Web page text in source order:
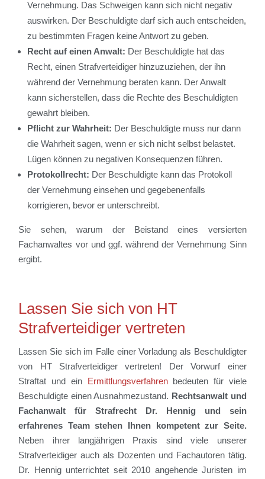
Vernehmung. Das Schweigen kann sich nicht negativ
auswirken. Der Beschuldigte darf sich auch entscheiden,
zu bestimmten Fragen keine Antwort zu geben.
Recht auf einen Anwalt: Der Beschuldigte hat das
Recht, einen Strafverteidiger hinzuzuziehen, der ihn
während der Vernehmung beraten kann. Der Anwalt
kann sicherstellen, dass die Rechte des Beschuldigten
gewahrt bleiben.
Pflicht zur Wahrheit: Der Beschuldigte muss nur dann
die Wahrheit sagen, wenn er sich nicht selbst belastet.
Lügen können zu negativen Konsequenzen führen.
Protokollrecht: Der Beschuldigte kann das Protokoll
der Vernehmung einsehen und gegebenenfalls
korrigieren, bevor er unterschreibt.
Sie sehen, warum der Beistand eines versierten
Fachanwaltes vor und ggf. während der Vernehmung Sinn
ergibt.
Lassen Sie sich von HT
Strafverteidiger vertreten
Lassen Sie sich im Falle einer Vorladung als Beschuldigter
von HT Strafverteidiger vertreten! Der Vorwurf einer
Straftat und ein Ermittlungsverfahrenbedeuten für viele
Beschuldigte einen Ausnahmezustand. Rechtsanwalt und
Fachanwalt für Strafrecht Dr. Hennig und sein
erfahrenes Team stehen Ihnen kompetent zur Seite.
Neben ihrer langjährigen Praxis sind viele unserer
Strafverteidiger auch als Dozenten und Fachautoren tätig.
Dr. Hennig unterrichtet seit 2010 angehende Juristen im